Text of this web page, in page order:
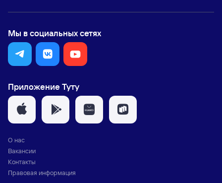
Мы в социальных сетях
Приложение Туту
О нас
Вакансии
Контакты
Правовая информация